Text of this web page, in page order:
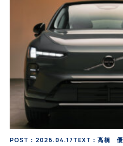
POST：2026.04.17TEXT：高橋 優